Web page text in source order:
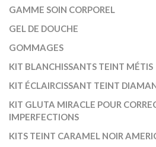
GAMME SOIN CORPOREL
GEL DE DOUCHE
GOMMAGES
KIT BLANCHISSANTS TEINT MÉTIS
KIT ÉCLAIRCISSANT TEINT
KIT GLUTA MIRACLE POUR
IMPERFECTIONS
KITS TEINT CARAMEL NOIR